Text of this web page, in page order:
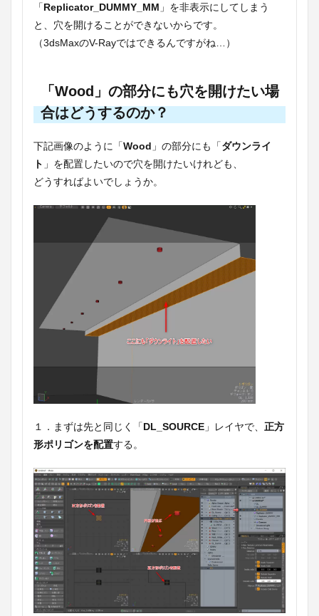
「Replicator_DUMMY_MM 」を非表示にしてしまう
と、穴を開けることができないからです。
（3dsMaxのV-Rayではできるんですがね…）
「Wood」の部分にも穴を開けたい場
合はどうするのか？
下記画像のように「Wood 」の部分にも「ダウンライ
ト 」を配置したいので穴を開けたいけれども、
どうすればよいでしょうか。
１．まずは先と同じく「DL_SOURCE 」レイヤで、 正方
形ポリゴンを配置する。